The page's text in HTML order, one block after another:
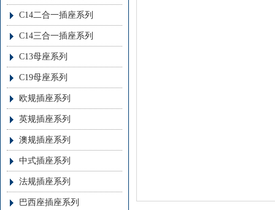
C14二合一插座系列
C14三合一插座系列
C13母座系列
C19母座系列
欧规插座系列
英规插座系列
澳规插座系列
中式插座系列
法规插座系列
巴西座插座系列